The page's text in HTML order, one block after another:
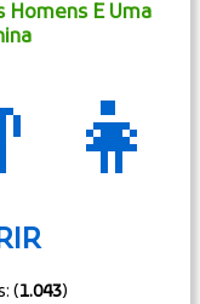
Homens E Uma
(1.043)